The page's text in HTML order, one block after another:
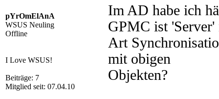
pYrOmElAnA
WSUS Neuling
Offline
I Love WSUS!
Beiträge: 7
Mitglied seit: 07.04.10
Im AD habe ich
GPMC ist 'Server'
Art
mit obigen
Objekten?